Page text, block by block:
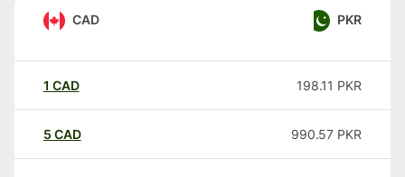
CAD PKR
1 CAD 198.11 PKR
5 CAD 990.57 PKR